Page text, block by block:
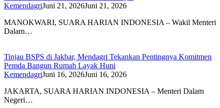
KemendagriJuni 21, 2026Juni 21, 2026
MANOKWARI, SUARA HARIAN INDONESIA – Wakil Menteri
Dalam…
Tinjau BSPS di Jakbar, Mendagri Tekankan Pentingnya Komitmen
Pemda Bangun Rumah Layak Huni
KemendagriJuni 16, 2026Juni 16, 2026
JAKARTA, SUARA HARIAN INDONESIA – Menteri Dalam
Negeri…